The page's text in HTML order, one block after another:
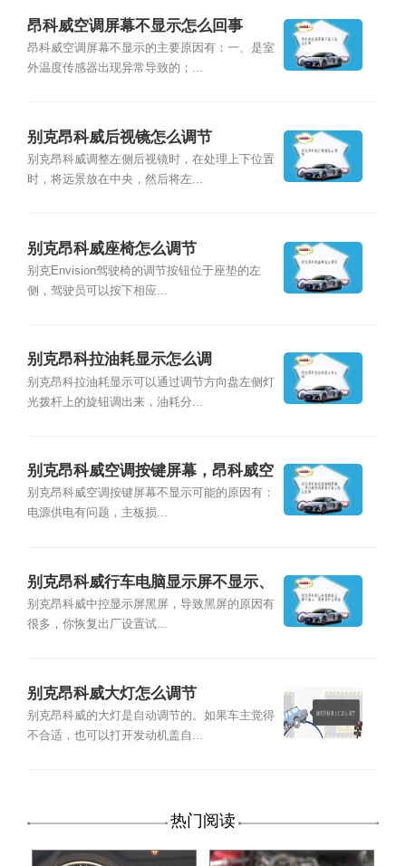
昂科威空调屏幕不显示怎么回事
昂科威空调屏幕不显示的主要原因有：一、是室
外温度传感器出现异常导致的；...
别克昂科威后视镜怎么调节
别克昂科威调整左侧后视镜时，在处理上下位置
时，将远景放在中央，然后将左...
别克昂科威座椅怎么调节
别克Envision驾驶椅的调节按钮位于座垫的左
侧，驾驶员可以按下相应...
别克昂科拉油耗显示怎么调
别克昂科拉油耗显示可以通过调节方向盘左侧灯
光拨杆上的旋钮调出来，油耗分...
别克昂科威空调按键屏幕，昂科威空
调屏幕不显示怎么回事
别克昂科威空调按键屏幕不显示可能的原因有：
电源供电有问题，主板损...
别克昂科威行车电脑显示屏不显示、
黑屏是什么原因
别克昂科威中控显示屏黑屏，导致黑屏的原因有
很多，你恢复出厂设置试...
别克昂科威大灯怎么调节
别克昂科威的大灯是自动调节的。如果车主觉得
不合适，也可以打开发动机盖自...
热门阅读